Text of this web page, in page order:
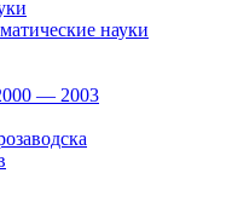
науки
— 2003